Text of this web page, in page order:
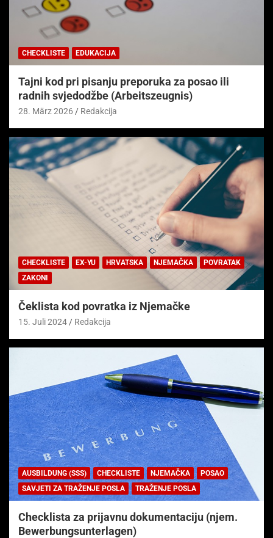
CHECKLISTE EDUKACIJA
Tajni kod pri pisanju preporuka za posao ili
radnih svjedodžbe (Arbeitszeugnis)
28. März 2026 Redakcija
CHECKLISTE EX-YU HRVATSKA NJEMAČKA
POVRATAK
ZAKONI
Čeklista kod povratka iz Njemačke
15. Juli 2024 Redakcija
AUSBILDUNG (SSS) CHECKLISTE NJEMAČKA
POSAO
SAVJETI ZA TRAŽENJE POSLA
TRAŽENJE POSLA
Checklista za prijavnu dokumentaciju (njem.
Bewerbungsunterlagen)